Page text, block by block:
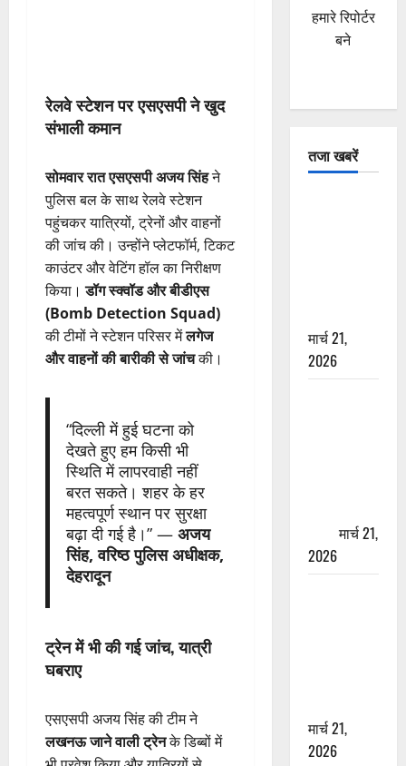
रेलवे स्टेशन पर एसएसपी ने खुद
संभाली कमान
सोमवार रात एसएसपी अजय सिंहने
पुलिस बल के साथ रेलवे स्टेशन
पहुंचकर यात्रियों, ट्रेनों और वाहनों
की जांच की। उन्होंने प्लेटफॉर्म, टिकट
काउंटर और वेटिंग हॉल का निरीक्षण
किया।डॉग स्क्वॉड और बीडीएस
(Bomb Detection Squad)
की टीमों ने स्टेशन परिसर मेंलगेज
और वाहनों की बारीकी से जांचकी।
“दिल्ली में हुई घटना को
देखते हुए हम किसी भी
स्थिति में लापरवाही नहीं
बरत सकते। शहर के हर
महत्वपूर्ण स्थान पर सुरक्षा
बढ़ा दी गई है।” — अजय
सिंह, वरिष्ठ पुलिस अधीक्षक,
देहरादून
ट्रेन में भी की गई जांच, यात्री
घबराए
एसएसपी अजय सिंह की टीम ने
लखनऊ जाने वाली ट्रेनके डिब्बों में
हमारे रिपोर्टर
बने
तजा खबरें
मार्च 21,
2026
मार्च 21,
2026
मार्च 21,
2026